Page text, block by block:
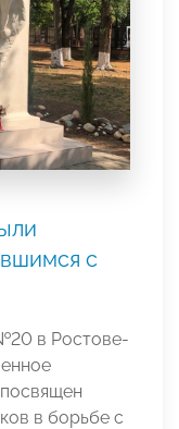
с
в Ростове-
в борьбе с